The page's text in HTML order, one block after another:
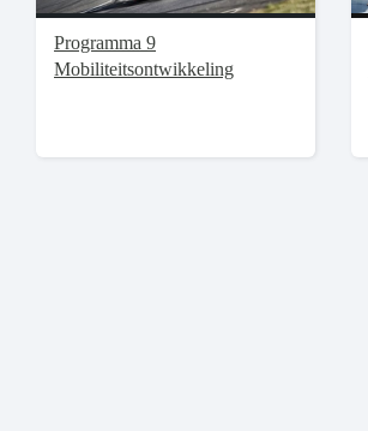
Programma 9
Mobiliteitsontwikkeling